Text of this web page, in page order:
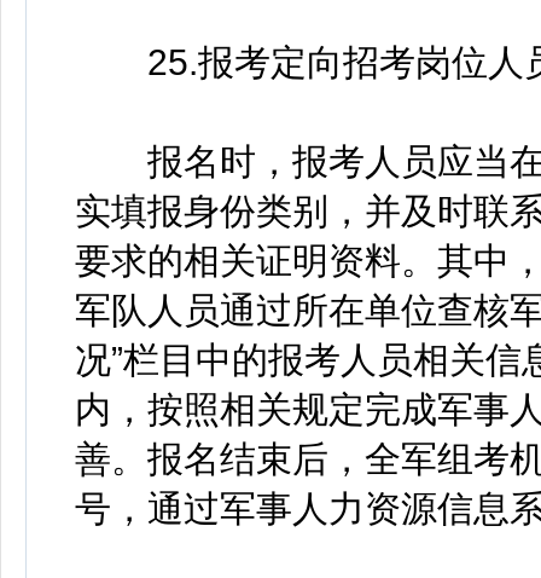
25.报考定向招考岗位人
报名时，报考人员应当在
实填报身份类别，并及时联
要求的相关证明资料。其中
军队人员通过所在单位查核
况”栏目中的报考人员相关
内，按照相关规定完成军事
善。报名结束后，全军组考
号，通过军事人力资源信息